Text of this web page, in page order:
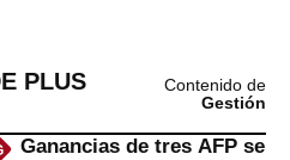
PLUS
Contenido de
Gestión
Ganancias de tres AFP se